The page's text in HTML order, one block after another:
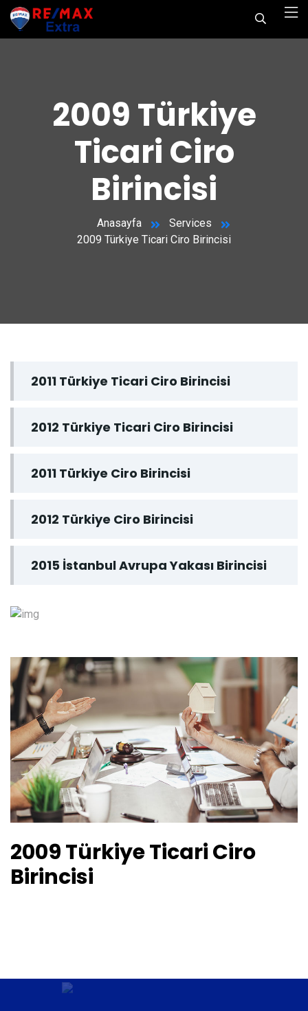
2009 Türkiye
Ticari Ciro
Birincisi
Anasayfa
Services
2009 Türkiye Ticari Ciro Birincisi
2011 Türkiye Ticari Ciro Birincisi
2012 Türkiye Ticari Ciro Birincisi
2011 Türkiye Ciro Birincisi
2012 Türkiye Ciro Birincisi
2015 İstanbul Avrupa Yakası Birincisi
2009 Türkiye Ticari Ciro
Birincisi